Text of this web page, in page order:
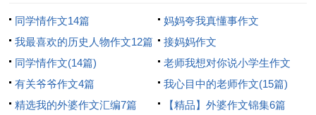
同学情作文14篇
妈妈夸我真懂事作文
我最喜欢的历史人物作文12篇
接妈妈作文
同学情作文(14篇)
老师我想对你说小学生作文
有关爷爷作文4篇
我心目中的老师作文(15篇)
精选我的外婆作文汇编7篇
【精品】外婆作文锦集6篇